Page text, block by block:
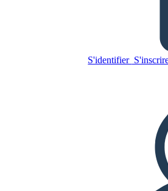
S'identifier
LIRE LE